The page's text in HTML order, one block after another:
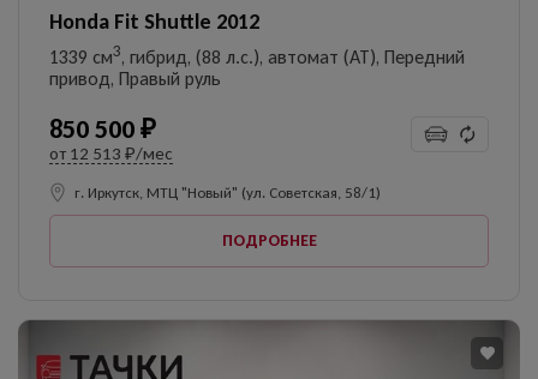
Honda Fit Shuttle 2012
1339 см3, гибрид, (88 л.с.), автомат (AT), Передний
привод, Правый руль
850 500 ₽
от 12 513 ₽/мес
г. Иркутск, МТЦ "Новый" (ул. Советская, 58/1)
ПОДРОБНЕЕ